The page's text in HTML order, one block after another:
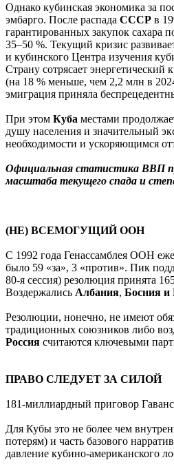
Однако кубинская экономика за
эмбарго. После распада СССР в
гарантированных закупок сахара
35–50 %. Текущий кризис
и кубинского Центра изучения
Страну сотрясает
(на 18 % меньше, чем 2,2 млн в
эмиграция приняла
При этом Куба местами
душу населения и значительный
необходимости и ускоряющимся
Официальная статистика ВВП
масштаба текущего спада и
(НЕ) ВСЕМОГУЩИЙ ООН
С 1992 года Генассамблея ООН
было 59 «за», 3 «против». Пик
80-я сессия) резолюция принята
Воздержались Албания, Босния и
Резолюции, нонечно, не имеют
традиционных союзников либо
Россия считаются ключевыми
ПРАВО СЛЕДУЕТ ЗА СИЛОЙ
181-миллиардный приговор
Для Кубы это не более чем
потерям) и часть базового
давление кубино-американского